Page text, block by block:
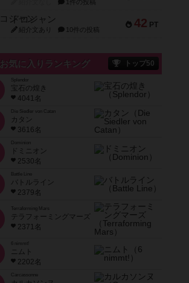
1件の投稿
42 PT
ドコジャン
紹介文あり 10件の投稿
お気に入りランキング トップ50
宝石の煌き
4041名
Die Siedler von Catan
カタン
3616名
ドミニオン
2530名
Battle Line
バトルライン
2379名
Terraforming Mars
テラフォーミングマーズ
2371名
ニムト
2202名
Carcassonne